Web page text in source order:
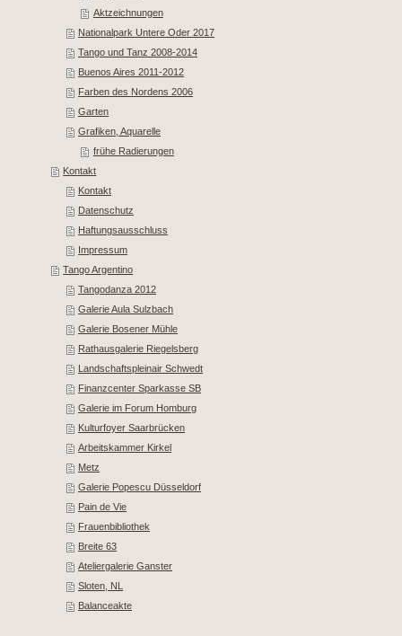
Aktzeichnungen
Nationalpark Untere Oder 2017
Tango und Tanz 2008-2014
Buenos Aires 2011-2012
Farben des Nordens 2006
Garten
Grafiken, Aquarelle
frühe Radierungen
Kontakt
Kontakt
Datenschutz
Haftungsausschluss
Impressum
Tango Argentino
Tangodanza 2012
Galerie Aula Sulzbach
Galerie Bosener Mühle
Rathausgalerie Riegelsberg
Landschaftspleinair Schwedt
Finanzcenter Sparkasse SB
Galerie im Forum Homburg
Kulturfoyer Saarbrücken
Arbeitskammer Kirkel
Metz
Galerie Popescu Düsseldorf
Pain de Vie
Frauenbibliothek
Breite 63
Ateliergalerie Ganster
Sloten, NL
Balanceakte